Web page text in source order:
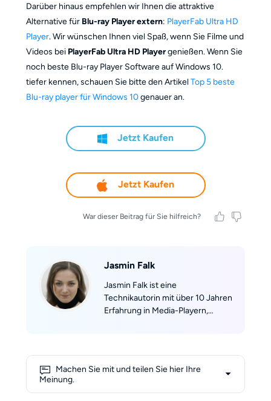
Darüber hinaus empfehlen wir Ihnen die attraktive
Alternative für Blu-ray Player extern: PlayerFab Ultra HD
Player. Wir wünschen Ihnen viel Spaß, wenn Sie Filme und
Videos bei PlayerFab Ultra HD Playergenießen. Wenn Sie
noch beste Blu-ray Player Software auf Windows 10.
tiefer kennen, schauen Sie bitte den ArtikelTop 5 beste
Blu-ray player für Windows 10genauer an.
Jetzt Kaufen
Jetzt Kaufen
War dieser Beitrag für Sie hilfreich?
Jasmin Falk
Jasmin Falk ist eine
Technikautorin mit über 10 Jahren
Erfahrung in Media-Playern,
– darunter praxisorientierte
Machen Sie mit und teilen Sie hier Ihre
Meinung.